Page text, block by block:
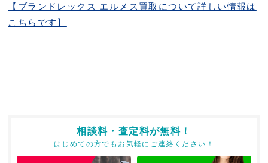
【ブランドレックス エルメス買取について詳しい情報は
こちらです】
相談料・査定料が無料！
はじめての方でもお気軽にご連絡ください！